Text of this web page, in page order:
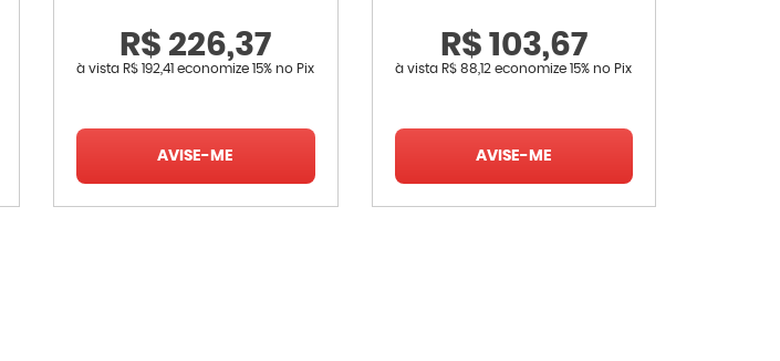
R$ 226,37
à vista R$ 192,41 economize15% no Pix
AVISE-ME
R$ 103,67
à vista R$ 88,12 economize15% no Pix
AVISE-ME